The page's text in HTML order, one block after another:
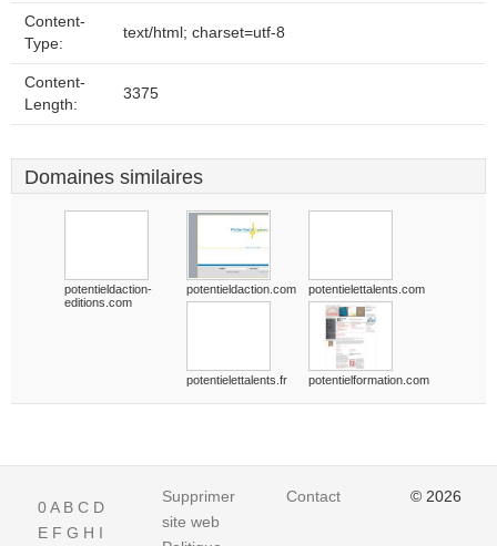
Content-
Type:
text/html; charset=utf-8
Content-
Length:
3375
Domaines similaires
potentieldaction-
editions.com
potentieldaction.com potentielettalents.com
potentielettalents.fr potentielformation.com
0A B C D
E F G H I
Supprimer
site web
Contact © 2026